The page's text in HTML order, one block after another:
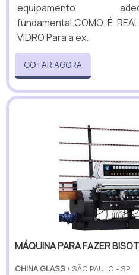
equipamento
fundamental.COMO É
VIDRO Para a ex.
COTAR AGORA
MÁQUINA PARA FAZER
CHINA GLASS / SÃO PAULO - SP